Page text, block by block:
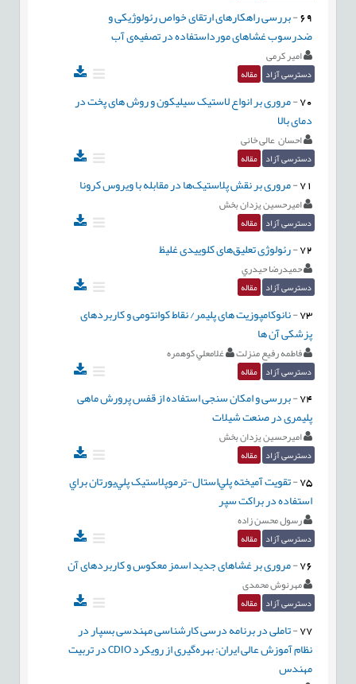
69
-بررسی راهکارهای ارتقای خواص رئولوژیکی و
ضدرسوب غشاهای مورداستفاده در تصفیه‌ی آب
امیر کرمی
دسترسی آزاد مقاله
70
-مروری بر انواع لاستیک سیلیکون و روش های پخت در
دمای بالا
احسان عالی خانی
دسترسی آزاد مقاله
71
-مروری بر نقش پلاستیک‌ها در مقابله با ویروس کرونا
اميرحسين يزدان بخش
دسترسی آزاد مقاله
72
-رئولوژی تعلیق‌های کلوییدی غلیظ
حميدرضا حيدري
دسترسی آزاد مقاله
73
-نانوکامپوزیت های پلیمر/ نقاط کوانتومی و کاربردهای
پزشکی آن ها
فاطمه رفیع منزلت غلامعلي کوهمره
دسترسی آزاد مقاله
74
-بررسی و امکان سنجی استفاده از قفس پرورش ماهی
پلیمری در صنعت شیلات
اميرحسين يزدان بخش
دسترسی آزاد مقاله
75
-تقويت آميخته پلي‌استال-ترموپلاستيک پلي‌يورتان براي
استفاده در براکت سپر
رسول محسن زاده
دسترسی آزاد مقاله
76
-مروری بر غشاهای جدید اسمز معکوس و کاربردهای آن
مهرنوش محمدی
دسترسی آزاد مقاله
77
-تاملی در برنامه درسی کارشناسی مهندسی بسپار در
نظام آموزش عالی ایران: بهره‌گیری از رویکرد CDIO در تربیت
مهندس